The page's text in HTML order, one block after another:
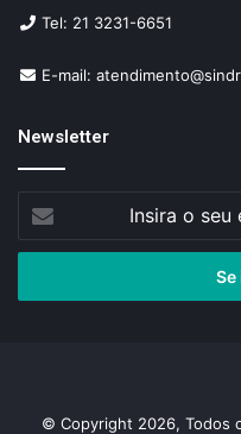
Tel: 21 3231-6651
E-mail:
Newsletter
seu
de
© Copyright 2026, Todos